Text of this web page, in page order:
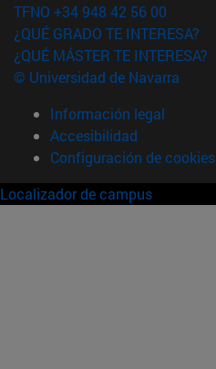
TFNO +34 948 42 56 00
¿QUÉ GRADO TE INTERESA?
¿QUÉ MÁSTER TE INTERESA?
© Universidad de Navarra
Información legal
Accesibilidad
Configuración de cookies
Localizador de campus